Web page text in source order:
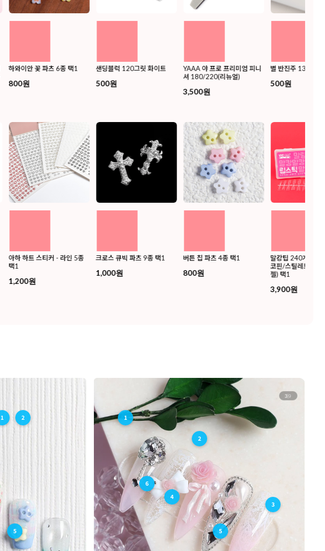
하와이안 꽃 파츠 6종 택1
800원
샌딩블럭 120그릿 화이트
500원
YAAA 야 프로 프리미엄 피니
셔 180/220(리뉴얼)
3,500원
별 반진주 13종 택1
500원
아하 하트 스티커 - 라인 5종
택1
1,200원
크로스 큐빅 파츠 9종 택1
1,000원
버튼 칩 파츠 4종 택1
800원
말캉팁 240개입 4
코핀/스틸레토/립
젤) 택1
3,900원
5
39